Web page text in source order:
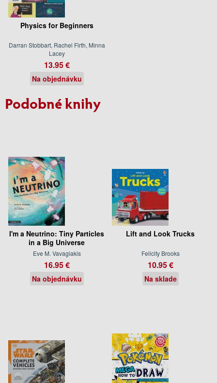
Physics for Beginners
Darran Stobbart, Rachel Firth, Minna
Lacey
13.95 €
Na objednávku
Podobné knihy
I'm a Neutrino: Tiny Particles
in a Big Universe
Eve M. Vavagiakis
16.95 €
Na objednávku
Lift and Look Trucks
Felicity Brooks
10.95 €
Na sklade